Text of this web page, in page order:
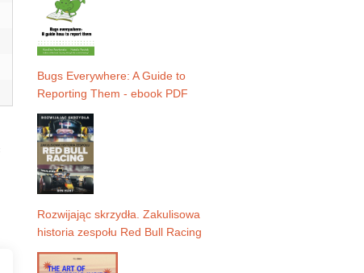
Bugs Everywhere: A Guide to
Reporting Them - ebook PDF
Rozwijając skrzydła. Zakulisowa
historia zespołu Red Bull Racing